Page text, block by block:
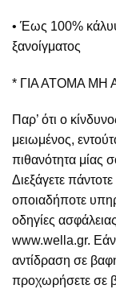
• Έως 100%
ξανοίγματος
* ΓΙΑ ΑΤΟΜΑ ΜΗ
Παρ’ ότι ο
μειωμένος,
πιθανότητα μίας
Διεξάγετε
οποιαδήποτε
οδηγίες
www.wella.gr. Εάν
αντίδραση σε
προχωρήσετε σε